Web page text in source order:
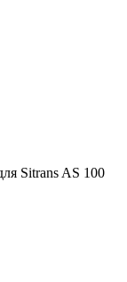
Sitrans AS 100